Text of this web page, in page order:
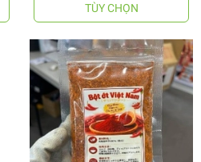
TÙY CHỌN